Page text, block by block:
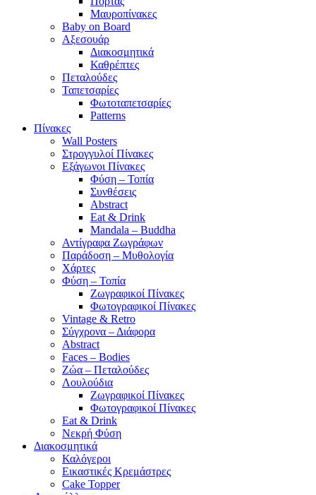
Μαυροπίνακες
Baby on Board
Αξεσουάρ
Διακοσμητικά
Καθρέπτες
Πεταλούδες
Ταπετσαρίες
Φωτοταπετσαρίες
Patterns
Πίνακες
Wall Posters
Στρογγυλοί Πίνακες
Εξάγωνοι Πίνακες
Φύση – Τοπία
Συνθέσεις
Abstract
Eat & Drink
Mandala – Buddha
Αντίγραφα Ζωγράφων
Παράδοση – Μυθολογία
Χάρτες
Φύση – Τοπία
Ζωγραφικοί Πίνακες
Φωτογραφικοί Πίνακες
Vintage & Retro
Σύγχρονα – Διάφορα
Abstract
Faces – Bodies
Ζώα – Πεταλούδες
Λουλούδια
Ζωγραφικοί Πίνακες
Φωτογραφικοί Πίνακες
Eat & Drink
Νεκρή Φύση
Διακοσμητικά
Καλόγεροι
Εικαστικές Κρεμάστρες
Cake Topper